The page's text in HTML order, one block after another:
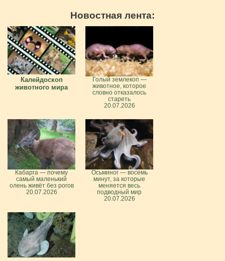
Новостная лента:
Калейдоскоп
животного мира
Голый землекоп —
животное, которое
словно отказалось
стареть
20.07.2026
Кабарга — почему
самый маленький
олень живёт без рогов
20.07.2026
Осьминог — восемь
минут, за которые
меняется весь
подводный мир
20.07.2026